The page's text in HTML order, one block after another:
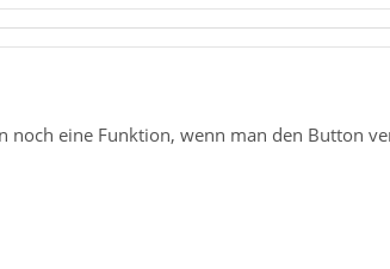
noch eine Funktion, wenn man den Button